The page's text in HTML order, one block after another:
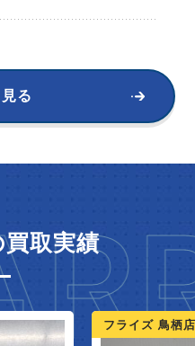
る
取実績
フライズ 鳥栖店